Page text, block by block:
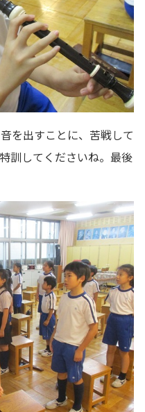
を出すことに、苦戦して
訓してくださいね。最後